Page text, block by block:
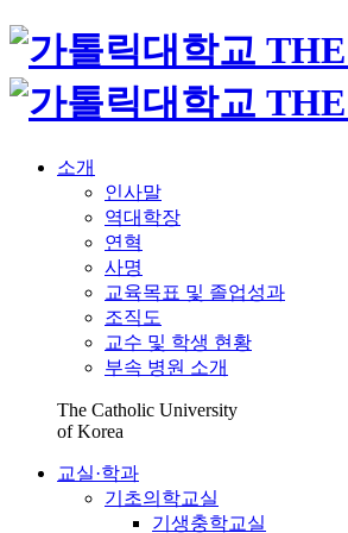
소개
인사말
역대학장
연혁
사명
교육목표 및 졸업성과
조직도
교수 및 학생 현황
부속 병원 소개
The Catholic University
of Korea
교실·학과
기초의학교실
기생충학교실